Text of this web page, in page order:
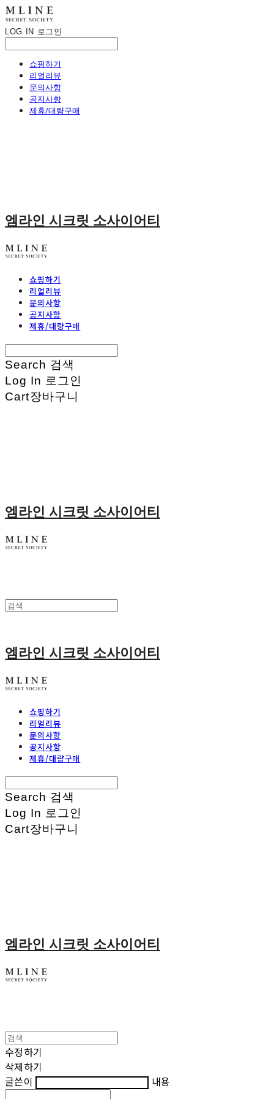
LOG IN 로그인
쇼핑하기
리얼리뷰
문의사항
공지사항
제휴/대량구매
엠라인 시크릿 소사이어티
쇼핑하기
리얼리뷰
문의사항
공지사항
제휴/대량구매
Search 검색
Log In 로그인
Cart장바구니
엠라인 시크릿 소사이어티
엠라인 시크릿 소사이어티
쇼핑하기
리얼리뷰
문의사항
공지사항
제휴/대량구매
Search 검색
Log In 로그인
Cart장바구니
엠라인 시크릿 소사이어티
수정하기
삭제하기
글쓴이
내용